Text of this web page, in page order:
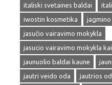
italiski svetaines baldai
iwostin kosmetika
jasučio vairavimo mokykla
jasucio vairavimo mokykla
jaunuolio baldai kaune
jautri veido oda
jautrios